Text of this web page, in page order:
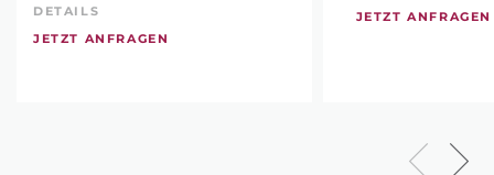
DETAILS
JETZT ANFRAGEN
JETZT ANFRAGEN